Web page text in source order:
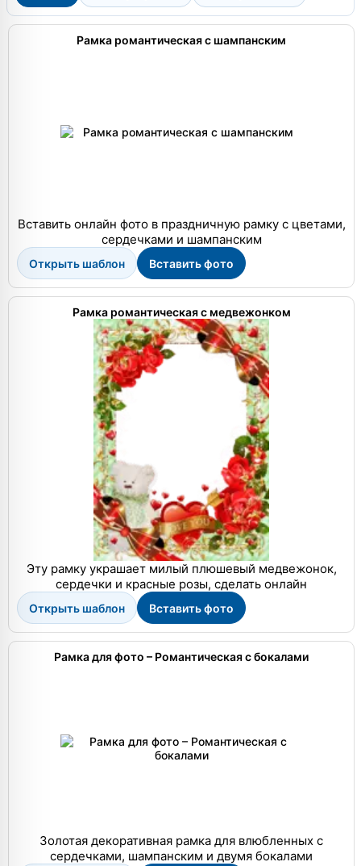
Рамка романтическая с шампанским
Вставить онлайн фото в праздничную рамку с цветами,
сердечками и шампанским
Открыть шаблон Вставить фото
Рамка романтическая с медвежонком
Эту рамку украшает милый плюшевый медвежонок,
сердечки и красные розы, сделать онлайн
Открыть шаблон Вставить фото
Рамка для фото – Романтическая с бокалами
Золотая декоративная рамка для влюбленных с
сердечками, шампанским и двумя бокалами